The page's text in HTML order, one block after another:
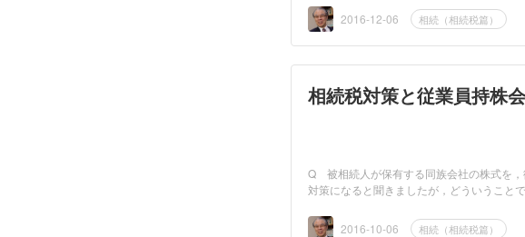
2016-12-06
相続（相続税篇）
相続税対策と従業員持株会
Q 被相続人が保有する同族会社の株式を
対策になると聞きましたが，どういうことですか？A 1 相続税
2016-10-06
相続（相続税篇）